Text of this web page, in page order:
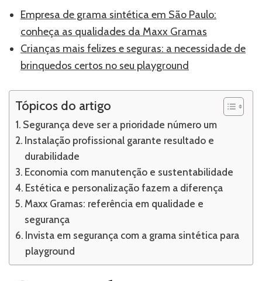
Empresa de grama sintética em São Paulo:
conheça as qualidades da Maxx Gramas
Crianças mais felizes e seguras: a necessidade de
brinquedos certos no seu playground
Tópicos do artigo
Segurança deve ser a prioridade número um
Instalação profissional garante resultado e
durabilidade
Economia com manutenção e sustentabilidade
Estética e personalização fazem a diferença
Maxx Gramas: referência em qualidade e
segurança
Invista em segurança com a grama sintética para
playground